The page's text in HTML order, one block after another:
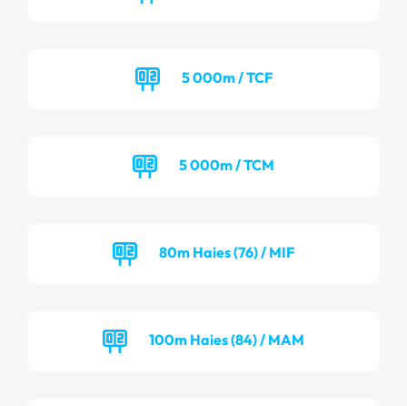
5 000m / TCF
5 000m / TCM
80m Haies (76) / MIF
100m Haies (84) / MAM